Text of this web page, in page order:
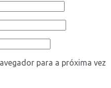
para a próxima vez